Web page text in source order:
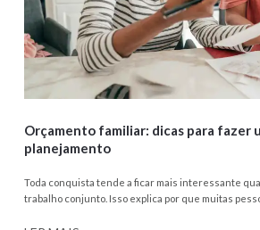
Orçamento familiar: dicas para fazer
planejamento
Toda conquista tende a ficar mais interessante
trabalho conjunto. Isso explica por que muitas